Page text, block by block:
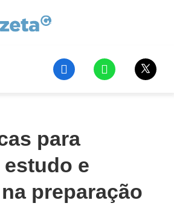
para
e
preparação